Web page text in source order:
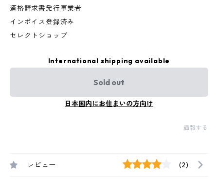
適格請求書発行事業者
インボイス登録済み
セレクトショップ
International shipping available
Sold out
日本国内にお住まいの方向け
通報する
レビュー (2)